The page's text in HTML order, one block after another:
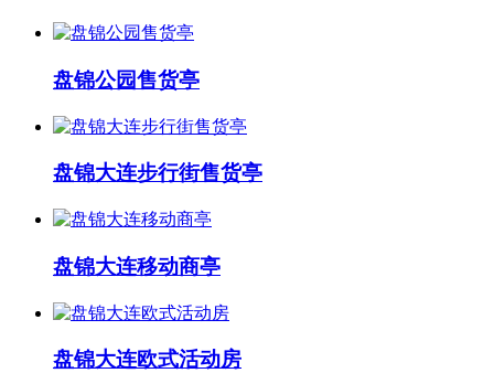
盘锦公园售货亭
盘锦大连步行街售货亭
盘锦大连移动商亭
盘锦大连欧式活动房